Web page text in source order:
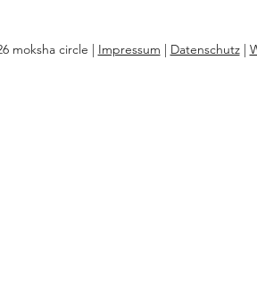
moksha circle | Impressum | Datenschutz|